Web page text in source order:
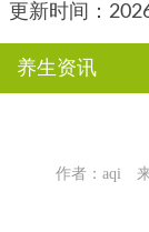
更新时间：
养生资讯
作者：aqi